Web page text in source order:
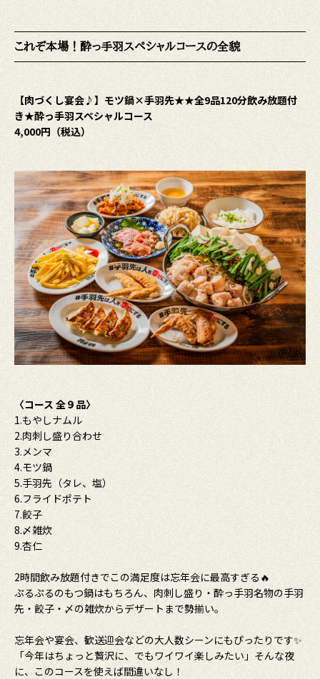
これぞ本場！酔っ手羽スペシャルコースの全貌
【肉づくし宴会♪】モツ鍋×手羽先★★全9品120分飲み放題付
き★酔っ手羽スペシャルコース
4,000円（税込）
〈コース 全９品〉
1.もやしナムル
2.肉刺し盛り合わせ
3.メンマ
4.モツ鍋
5.手羽先（タレ、塩）
6.フライドポテト
7.餃子
8.〆雑炊
9.杏仁
2時間飲み放題付きでこの満足度は忘年会に最高すぎる🔥
ぷるぷるのもつ鍋はもちろん、肉刺し盛り・酔っ手羽名物の手羽
先・餃子・〆の雑炊からデザートまで勢揃い。
忘年会や宴会、歓送迎会などの大人数シーンにもぴったりです✨
「今年はちょっと贅沢に、でもワイワイ楽しみたい」そんな夜
に、このコースを使えば間違いなし！